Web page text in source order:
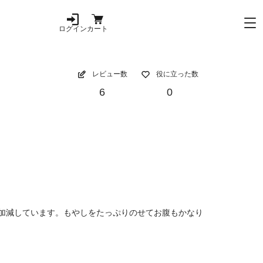
ログインカート
レビュー数
6
役に立った数
0
しています。もやしをたっぷりのせてお腹もかなり